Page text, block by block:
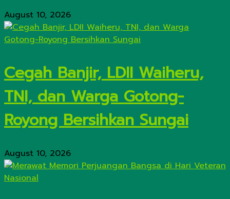
August 10, 2026
Cegah Banjir, LDII Waiheru,
TNI, dan Warga Gotong-
Royong Bersihkan Sungai
August 10, 2026